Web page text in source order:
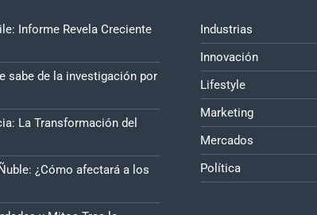
Informe Revela Creciente
sabe de la investigación por
La Transformación del
¿Cómo afectará a los
Industrias
Innovación
Lifestyle
Marketing
Mercados
Política